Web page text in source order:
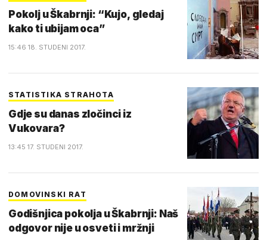
Pokolj u Škabrnji: “Kujo, gledaj
kako ti ubijam oca”
15:46 18. STUDENI 2017.
STATISTIKA STRAHOTA
Gdje su danas zločinci iz
Vukovara?
13:45 17. STUDENI 2017.
DOMOVINSKI RAT
Godišnjica pokolja u Škabrnji: Naš
odgovor nije u osveti i mržnji